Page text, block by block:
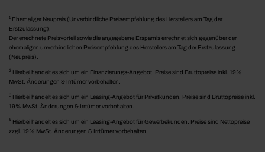
1 Ehemaliger Neupreis (Unverbindliche Preisempfehlung des Herstellers am Tag der
Erstzulassung).
Der errechnete Preisvorteil sowie die angegebene Ersparnis errechnet sich gegenüber der
ehemaligen unverbindlichen Preisempfehlung des Herstellers am Tag der Erstzulassung
(Neupreis).
2 Hierbei handelt es sich um ein Finanzierungs-Angebot. Preise sind Bruttopreise inkl. 19%
MwSt. Änderungen & Irrtümer vorbehalten.
3 Hierbei handelt es sich um ein Leasing-Angebot für Privatkunden. Preise sind Bruttopreise inkl.
19% MwSt. Änderungen & Irrtümer vorbehalten.
4 Hierbei handelt es sich um ein Leasing-Angebot für Gewerbekunden. Preise sind Nettopreise
zzgl. 19% MwSt. Änderungen & Irrtümer vorbehalten.